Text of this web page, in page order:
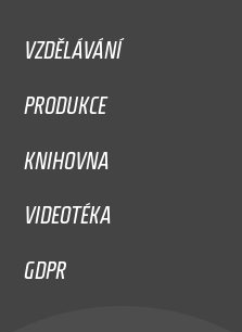
VZDĚLÁVÁNÍ
PRODUKCE
KNIHOVNA
VIDEOTÉKA
GDPR